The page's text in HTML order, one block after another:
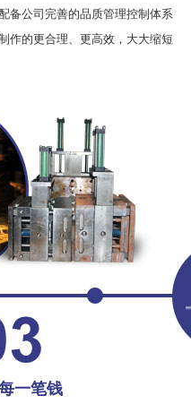
备公司完善的品质管理控制体系
作的更合理、更高效，大大缩短
一笔钱